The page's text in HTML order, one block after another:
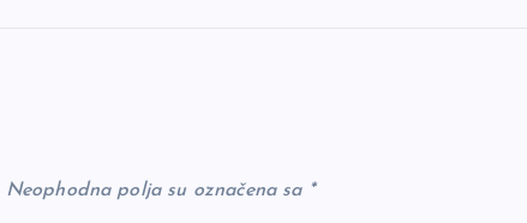
Neophodna polja su označena sa *